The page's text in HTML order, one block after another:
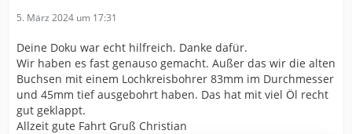
5. März 2024 um 17:31
Deine Doku war echt hilfreich. Danke dafür.
Wir haben es fast genauso gemacht. Außer das wir die alten
Buchsen mit einem Lochkreisbohrer 83mm im Durchmesser
und 45mm tief ausgebohrt haben. Das hat mit viel Öl recht
gut geklappt.
Allzeit gute Fahrt Gruß Christian